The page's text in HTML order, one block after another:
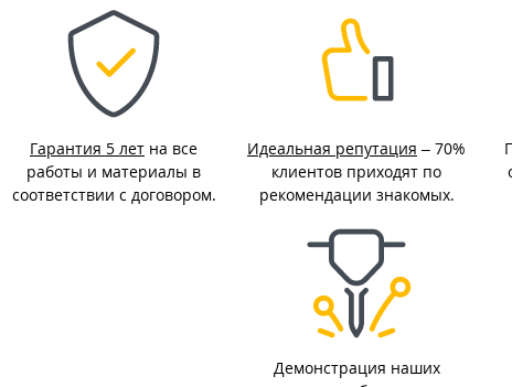
Гарантия 5 лет на все
работы и материалы в
соответствии с договором.
Идеальная репутация – 70%
клиентов приходят по
рекомендации знакомых.
Демонстрация наших